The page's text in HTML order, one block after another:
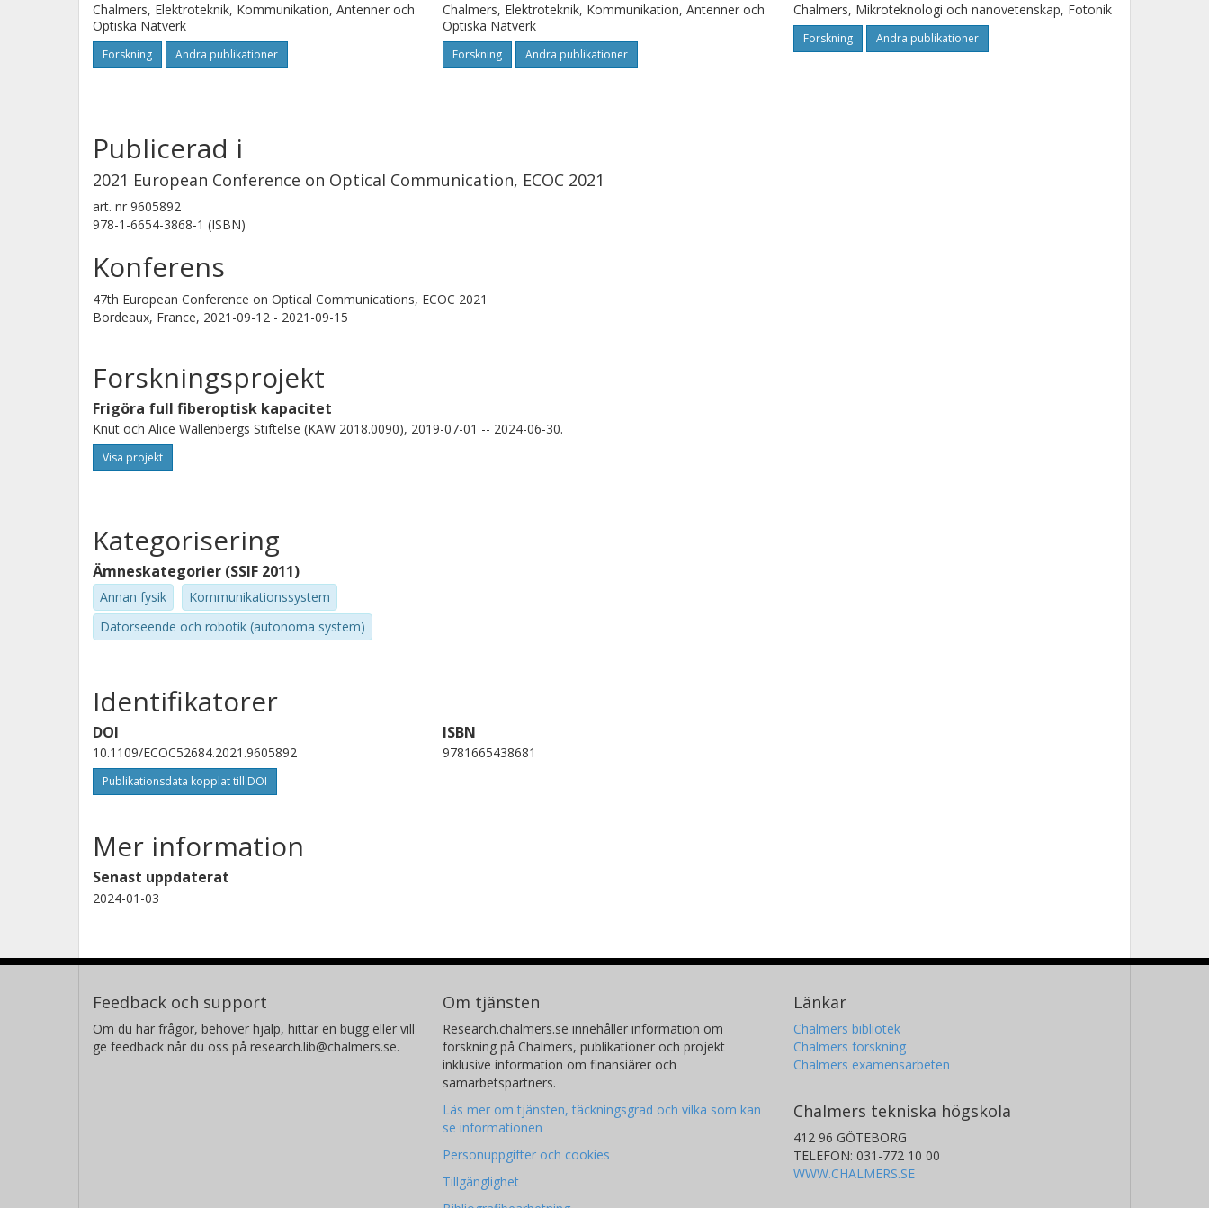
Chalmers, Elektroteknik, Kommunikation, Antenner och
Optiska Nätverk
Forskning Andra publikationer
Chalmers, Elektroteknik, Kommunikation, Antenner och
Optiska Nätverk
Forskning Andra publikationer
Chalmers, Mikroteknologi och nanovetenskap, Fotonik
Forskning Andra publikationer
Publicerad i
2021 European Conference on Optical Communication, ECOC 2021
art. nr 9605892
978-1-6654-3868-1 (ISBN)
Konferens
47th European Conference on Optical Communications, ECOC 2021
Bordeaux, France, 2021-09-12 - 2021-09-15
Forskningsprojekt
Frigöra full fiberoptisk kapacitet
Knut och Alice Wallenbergs Stiftelse (KAW 2018.0090), 2019-07-01 -- 2024-06-30.
Visa projekt
Kategorisering
Ämneskategorier (SSIF 2011)
Annan fysik
Kommunikationssystem
Datorseende och robotik (autonoma system)
Identifikatorer
DOI
10.1109/ECOC52684.2021.9605892
Publikationsdata kopplat till DOI
ISBN
9781665438681
Mer information
Senast uppdaterat
2024-01-03
Feedback och support
Om du har frågor, behöver hjälp, hittar en bugg eller vill
ge feedback når du oss på research.lib@chalmers.se.
Om tjänsten
Research.chalmers.se innehåller information om
forskning på Chalmers, publikationer och projekt
inklusive information om finansiärer och
samarbetspartners.
Läs mer om tjänsten, täckningsgrad och vilka som kan
se informationen
Personuppgifter och cookies
Tillgänglighet
Länkar
Chalmers bibliotek
Chalmers forskning
Chalmers examensarbeten
Chalmers tekniska högskola
412 96 GÖTEBORG
TELEFON: 031-772 10 00
WWW.CHALMERS.SE